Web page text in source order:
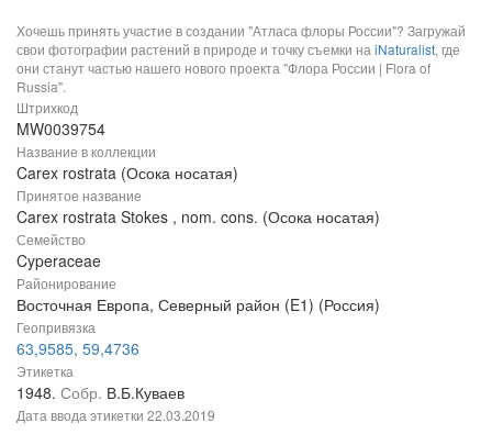
Хочешь принять участие в создании "Атласа флоры России"? Загружай
свои фотографии растений в природе и точку съемки на iNaturalist, где
они станут частью нашего нового проекта "Флора России | Flora of
Russia".
Штрихкод
MW0039754
Название в коллекции
Carex rostrata (Осока носатая)
Принятое название
Carex rostrata Stokes , nom. cons. (Осока носатая)
Семейство
Cyperaceae
Районирование
Восточная Европа, Северный район (E1) (Россия)
Геопривязка
63,9585, 59,4736
Этикетка
1948. Собр. В.Б.Куваев
Дата ввода этикетки 22.03.2019